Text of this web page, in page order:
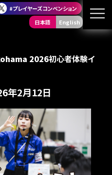
#プレイヤーズコンベンション
日本語
English
2026初心者体験イ
年2月12日